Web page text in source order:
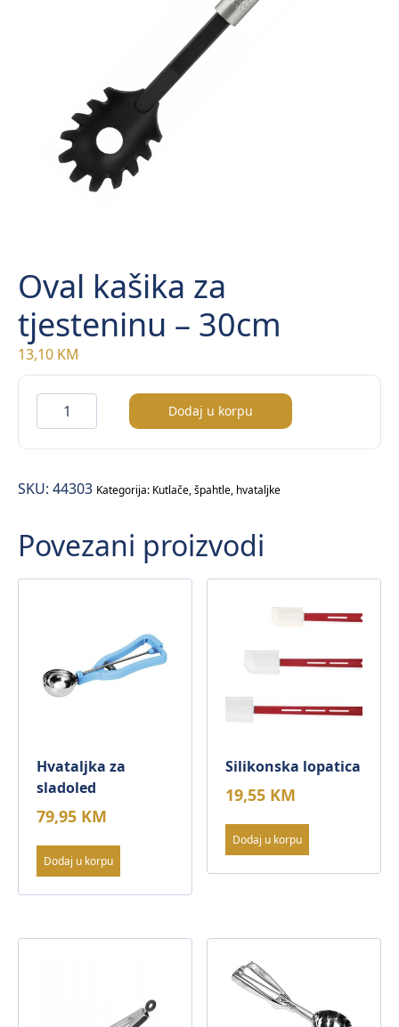
Oval kašika za
tjesteninu – 30cm
13,10 KM
Oval
kašika
za
–
količina
Dodaj u korpu
SKU: 44303 Kategorija: Kutlače, špahtle, hvataljke
Povezani proizvodi
Hvataljka za
sladoled
79,95 KM
Dodaj u korpu
Silikonska lopatica
19,55 KM
Dodaj u korpu